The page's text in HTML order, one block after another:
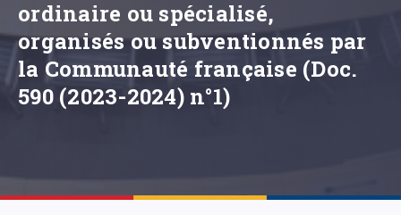
ordinaire ou spécialisé,
organisés ou subventionnés par
la Communauté française (Doc.
590 (2023-2024) n°1)